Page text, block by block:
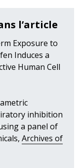
l’article
Exposure to
Induces a
Human Cell
inhibition
a panel of
Archives of